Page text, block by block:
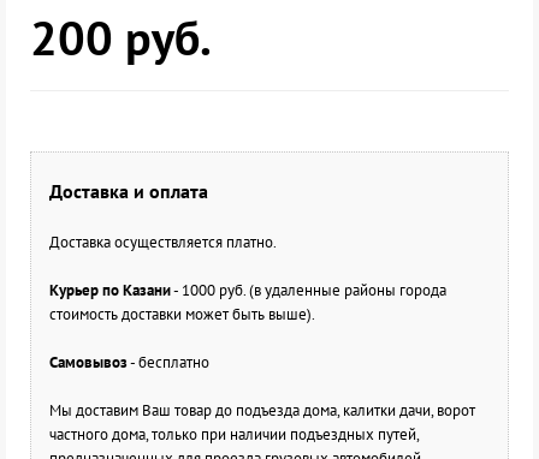
200 руб.
Доставка и оплата
Доставка осуществляется платно.
Курьер по Казани- 1000 руб. (в удаленные районы города
стоимость доставки может быть выше).
Самовывоз- бесплатно
Мы доставим Ваш товар до подъезда дома, калитки дачи, ворот
частного дома, только при наличии подъездных путей,